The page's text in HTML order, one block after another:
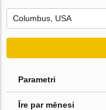
Parametri
Īre par mēnesi